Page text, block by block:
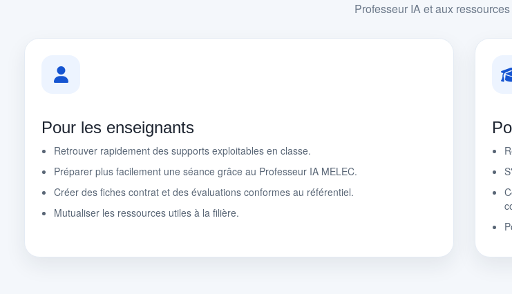
Professeur IA et aux
Pour les enseignants
Retrouver rapidement des supports exploitables en classe.
Préparer plus facilement une séance grâce au Professeur IA MELEC.
Créer des fiches contrat et des évaluations conformes au référentiel.
Mutualiser les ressources utiles à la filière.